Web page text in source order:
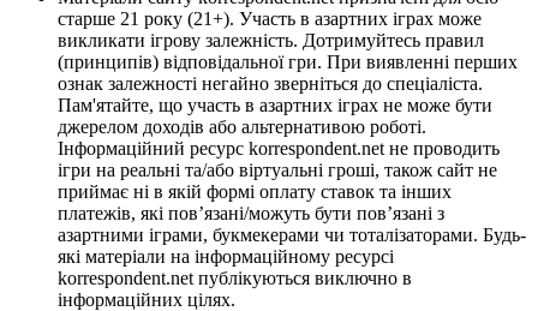
старше 21 року (21+). Участь в азартних іграх може
викликати ігрову залежність. Дотримуйтесь правил
(принципів) відповідальної гри. При виявленні перших
ознак залежності негайно зверніться до спеціаліста.
Пам'ятайте, що участь в азартних іграх не може бути
джерелом доходів або альтернативою роботі.
Інформаційний ресурс korrespondent.net не проводить
ігри на реальні та/або віртуальні гроші, також сайт не
приймає ні в якій формі оплату ставок та інших
платежів, які пов’язані/можуть бути пов’язані з
азартними іграми, букмекерами чи тоталізаторами. Будь-
які матеріали на інформаційному ресурсі
korrespondent.net публікуються виключно в
інформаційних цілях.